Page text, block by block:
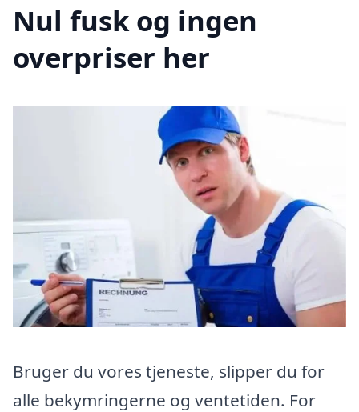
Nul fusk og ingen
overpriser her
Bruger du vores tjeneste, slipper du for
alle bekymringerne og ventetiden. For